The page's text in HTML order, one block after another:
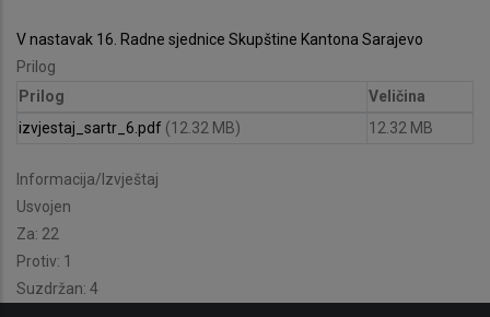
V nastavak 16. Radne sjednice Skupštine Kantona Sarajevo
Prilog
Prilog
Veličina
izvjestaj_sartr_6.pdf (12.32 MB) 12.32 MB
Informacija/Izvještaj
Usvojen
Za: 22
Protiv: 1
Suzdržan: 4